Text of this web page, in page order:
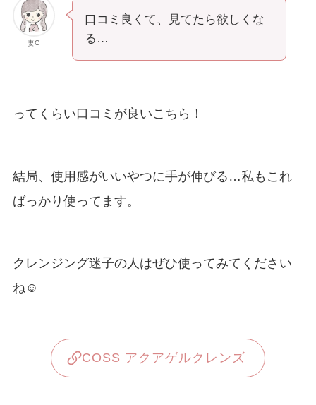
妻C
口コミ良くて、見てたら欲しくな
る…
ってくらい口コミが良いこちら！
結局、使用感がいいやつに手が伸びる…私もこれ
ばっかり使ってます。
クレンジング迷子の人はぜひ使ってみてください
ね☺︎
COSS アクアゲルクレンズ